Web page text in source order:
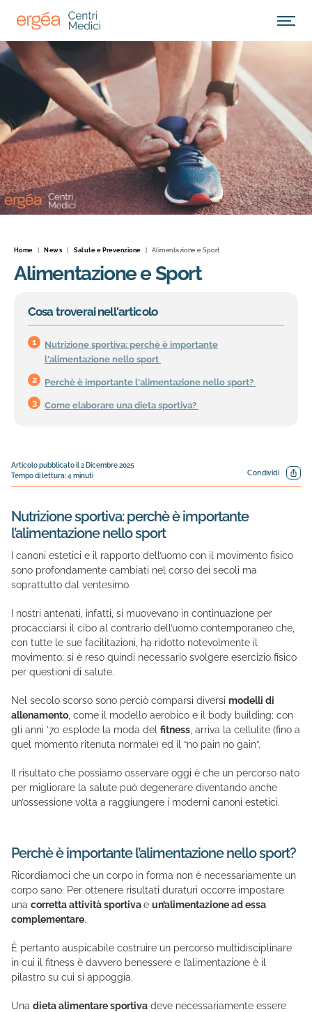
Apri
Home News Salute e Prevenzione Alimentazione e Sport
Alimentazione e Sport
Cosa troverai nell'articolo
Nutrizione sportiva: perchè è importante
l'alimentazione nello sport
Perchè è importante l'alimentazione nello sport?
Come elaborare una dieta sportiva?
Articolo pubblicato il 2 Dicembre 2025
Tempo di lettura:4minuti Condividi
Nutrizione sportiva: perchè è importante
l’alimentazione nello sport
I canoni estetici e il rapporto dell’uomo con il movimento fisico
sono profondamente cambiati nel corso dei secoli ma
soprattutto dal ventesimo.
I nostri antenati, infatti, si muovevano in continuazione per
procacciarsi il cibo al contrario dell’uomo contemporaneo che,
con tutte le sue facilitazioni, ha ridotto notevolmente il
movimento; si è reso quindi necessario svolgere esercizio fisico
per questioni di salute.
Nel secolo scorso sono perciò comparsi diversi modelli di
allenamento , come il modello aerobico e il body building; con
gli anni ’70 esplode la moda del fitness , arriva la cellulite (fino a
quel momento ritenuta normale) ed il “no pain no gain”.
Il risultato che possiamo osservare oggi è che un percorso nato
per migliorare la salute può degenerare diventando anche
un’ossessione volta a raggiungere i moderni canoni estetici.
Perchè è importante l’alimentazione nello sport?
Ricordiamoci che un corpo in forma non è necessariamente un
corpo sano. Per ottenere risultati duraturi occorre impostare
una corretta attività sportivae un’alimentazione ad essa
complementare.
È pertanto auspicabile costruire un percorso multidisciplinare
in cui il fitness è davvero benessere e l’alimentazione è il
pilastro su cui si appoggia.
Una dieta alimentare sportiva deve necessariamente essere